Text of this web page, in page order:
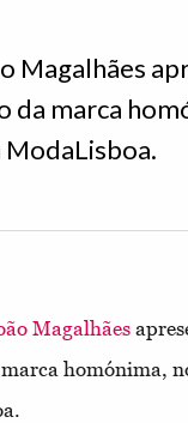
Magalhães
marca
ModaLisboa.
Magalhães
homónima,